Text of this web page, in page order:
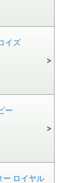
イズ
ー
ー ロイヤル